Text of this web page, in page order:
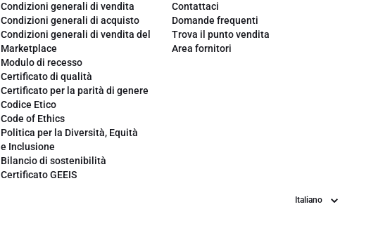
Condizioni generali di vendita
Condizioni generali di acquisto
Condizioni generali di vendita del
Marketplace
Modulo di recesso
Certificato di qualità
Certificato per la parità di genere
Codice Etico
Code of Ethics
Politica per la Diversità, Equità
e Inclusione
Bilancio di sostenibilità
Certificato GEEIS
Contattaci
Domande frequenti
Trova il punto vendita
Area fornitori
Lingua